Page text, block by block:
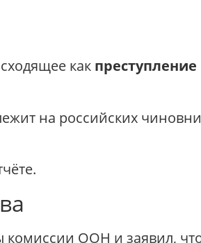
как
на российских
комиссии ООН и заявил,